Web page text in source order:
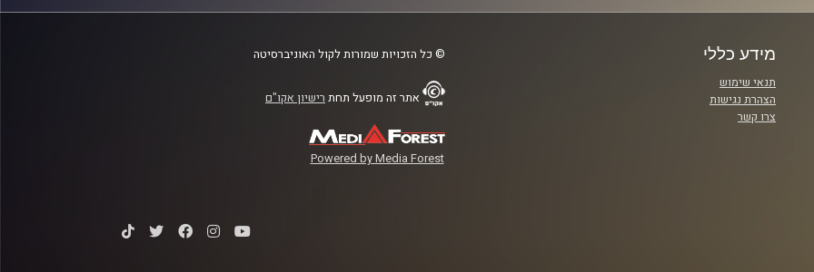
מידע כללי
תנאי שימוש
הצהרת נגישות
צרו קשר
© כל הזכויות שמורות לקול האוניברסיטה
אתר זה מופעל תחת רישיון אקו"ם
Powered by Media Forest